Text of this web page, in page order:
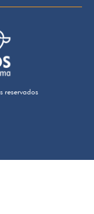
reservados